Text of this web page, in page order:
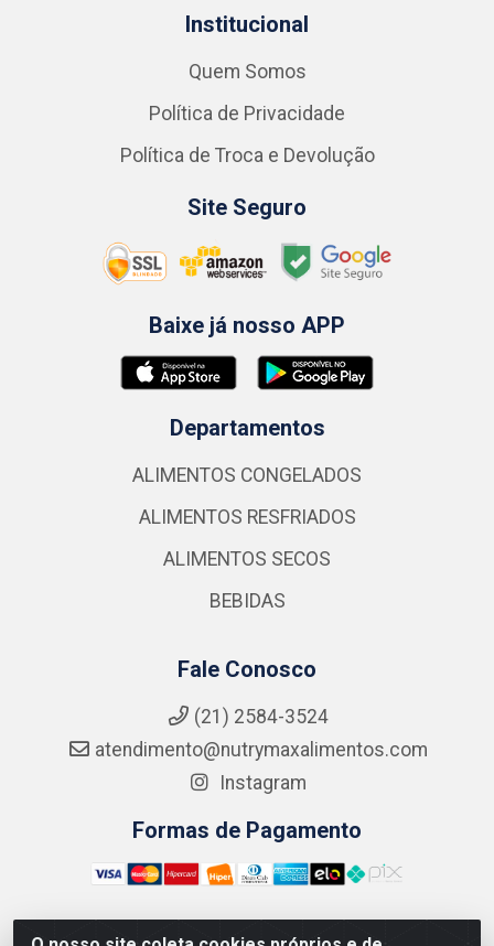
Institucional
Quem Somos
Política de Privacidade
Política de Troca e Devolução
Site Seguro
Baixe já nosso APP
Departamentos
ALIMENTOS CONGELADOS
ALIMENTOS RESFRIADOS
ALIMENTOS SECOS
BEBIDAS
Fale Conosco
(21) 2584-3524
atendimento@nutrymaxalimentos.com
Instagram
Formas de Pagamento